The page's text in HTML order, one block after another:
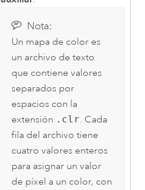
Nota:
Un mapa de color es
un archivo de texto
que contiene valores
separados por
espacios con la
extensión .clr. Cada
fila del archivo tiene
cuatro valores enteros
para asignar un valor
de píxel a un color, con